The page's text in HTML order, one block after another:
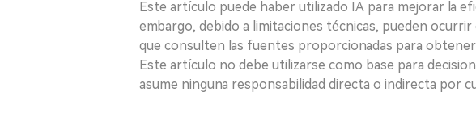
Este artículo puede haber utilizado IA para mejorar la
embargo, debido a limitaciones técnicas, pueden
que consulten las fuentes proporcionadas para
Este artículo no debe utilizarse como base para
asume ninguna responsabilidad directa o indirecta por